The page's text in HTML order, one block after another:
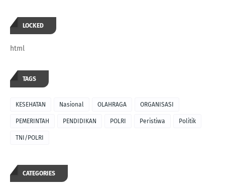
LOCKED
html
TAGS
KESEHATAN Nasional OLAHRAGA ORGANISASI
PEMERINTAH PENDIDIKAN POLRI Peristiwa Politik
TNI/POLRI
CATEGORIES